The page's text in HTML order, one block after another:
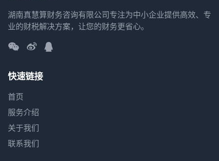
湖南真慧算财务咨询有限公司专注为中小企业提供高效、专
业的财税解决方案，让您的财务更省心。
快速链接
首页
服务介绍
关于我们
联系我们